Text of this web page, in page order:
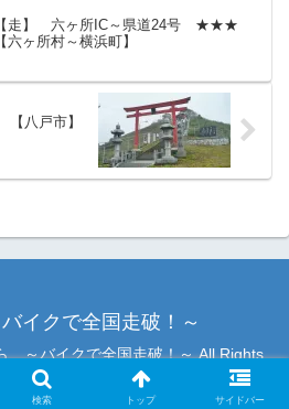
【走】 六ヶ所IC～県道24号 ★★★
【六ヶ所村～横浜町】
八戸市】
イクで全国走破！～
～バイクで全国走破！～ All Rights
Reserved.
検索 トップ サイドバー